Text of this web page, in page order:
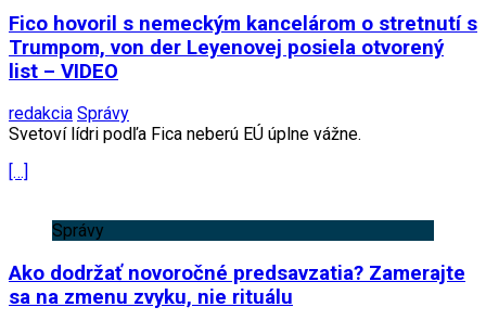
Fico hovoril s nemeckým kancelárom o stretnutí s
Trumpom, von der Leyenovej posiela otvorený
list – VIDEO
redakcia Správy
Svetoví lídri podľa Fica neberú EÚ úplne vážne.
[…]
Správy
Ako dodržať novoročné predsavzatia? Zamerajte
sa na zmenu zvyku, nie rituálu